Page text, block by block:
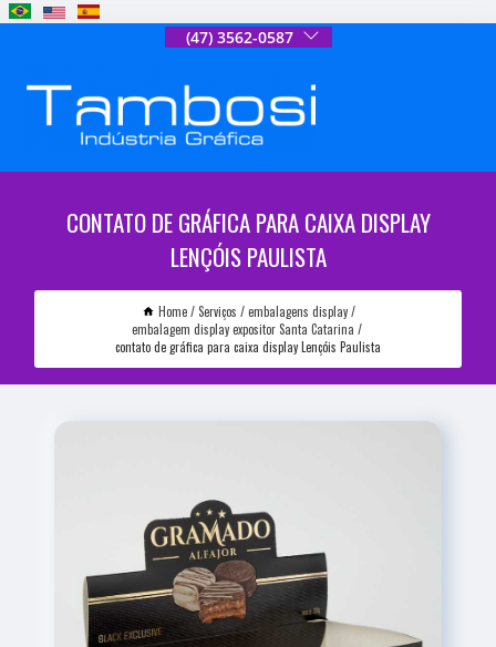
(47) 3562-0587
CONTATO DE GRÁFICA PARA CAIXA DISPLAY
LENÇÓIS PAULISTA
Home Serviços
embalagens display
embalagem display expositor Santa Catarina
contato de gráfica para caixa display Lençóis Paulista